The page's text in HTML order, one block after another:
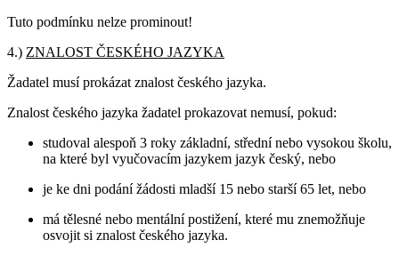
Tuto podmínku nelze prominout!
4.) ZNALOST ČESKÉHO JAZYKA
Žadatel musí prokázat znalost českého jazyka.
Znalost českého jazyka žadatel prokazovat nemusí, pokud:
studoval alespoň 3 roky základní, střední nebo vysokou školu,
na které byl vyučovacím jazykem jazyk český, nebo
je ke dni podání žádosti mladší 15 nebo starší 65 let, nebo
má tělesné nebo mentální postižení, které mu znemožňuje
osvojit si znalost českého jazyka.